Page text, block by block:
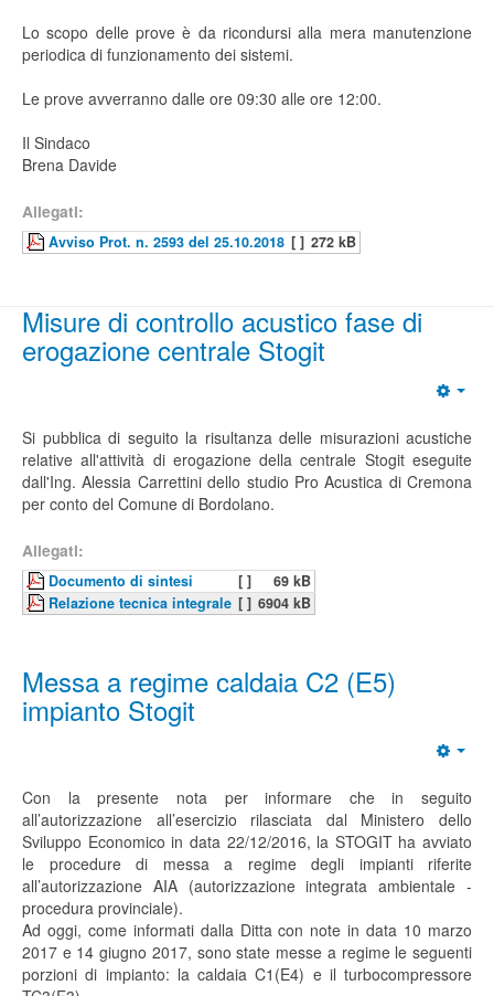
Lo scopo delle prove è da ricondursi alla mera manutenzione
periodica di funzionamento dei sistemi.
Le prove avverranno dalle ore 09:30 alle ore 12:00.
Il Sindaco
Brena Davide
Allegati:
Avviso Prot. n. 2593 del 25.10.2018 [ ] 272 kB
Misure di controllo acustico fase di
erogazione centrale Stogit
Si pubblica di seguito la risultanza delle misurazioni acustiche
relative all'attività di erogazione della centrale Stogit eseguite
dall'Ing. Alessia Carrettini dello studio Pro Acustica di Cremona
per conto del Comune di Bordolano.
Allegati:
Documento di sintesi [ ]
69 kB
Relazione tecnica integrale [ ] 6904 kB
Messa a regime caldaia C2 (E5)
impianto Stogit
Con la presente nota per informare che in seguito
all’autorizzazione all’esercizio rilasciata dal Ministero dello
Sviluppo Economico in data 22/12/2016, la STOGIT ha avviato
le procedure di messa a regime degli impianti riferite
all’autorizzazione AIA (autorizzazione integrata ambientale -
procedura provinciale).
Ad oggi, come informati dalla Ditta con note in data 10 marzo
2017 e 14 giugno 2017, sono state messe a regime le seguenti
porzioni di impianto: la caldaia C1(E4) e il turbocompressore